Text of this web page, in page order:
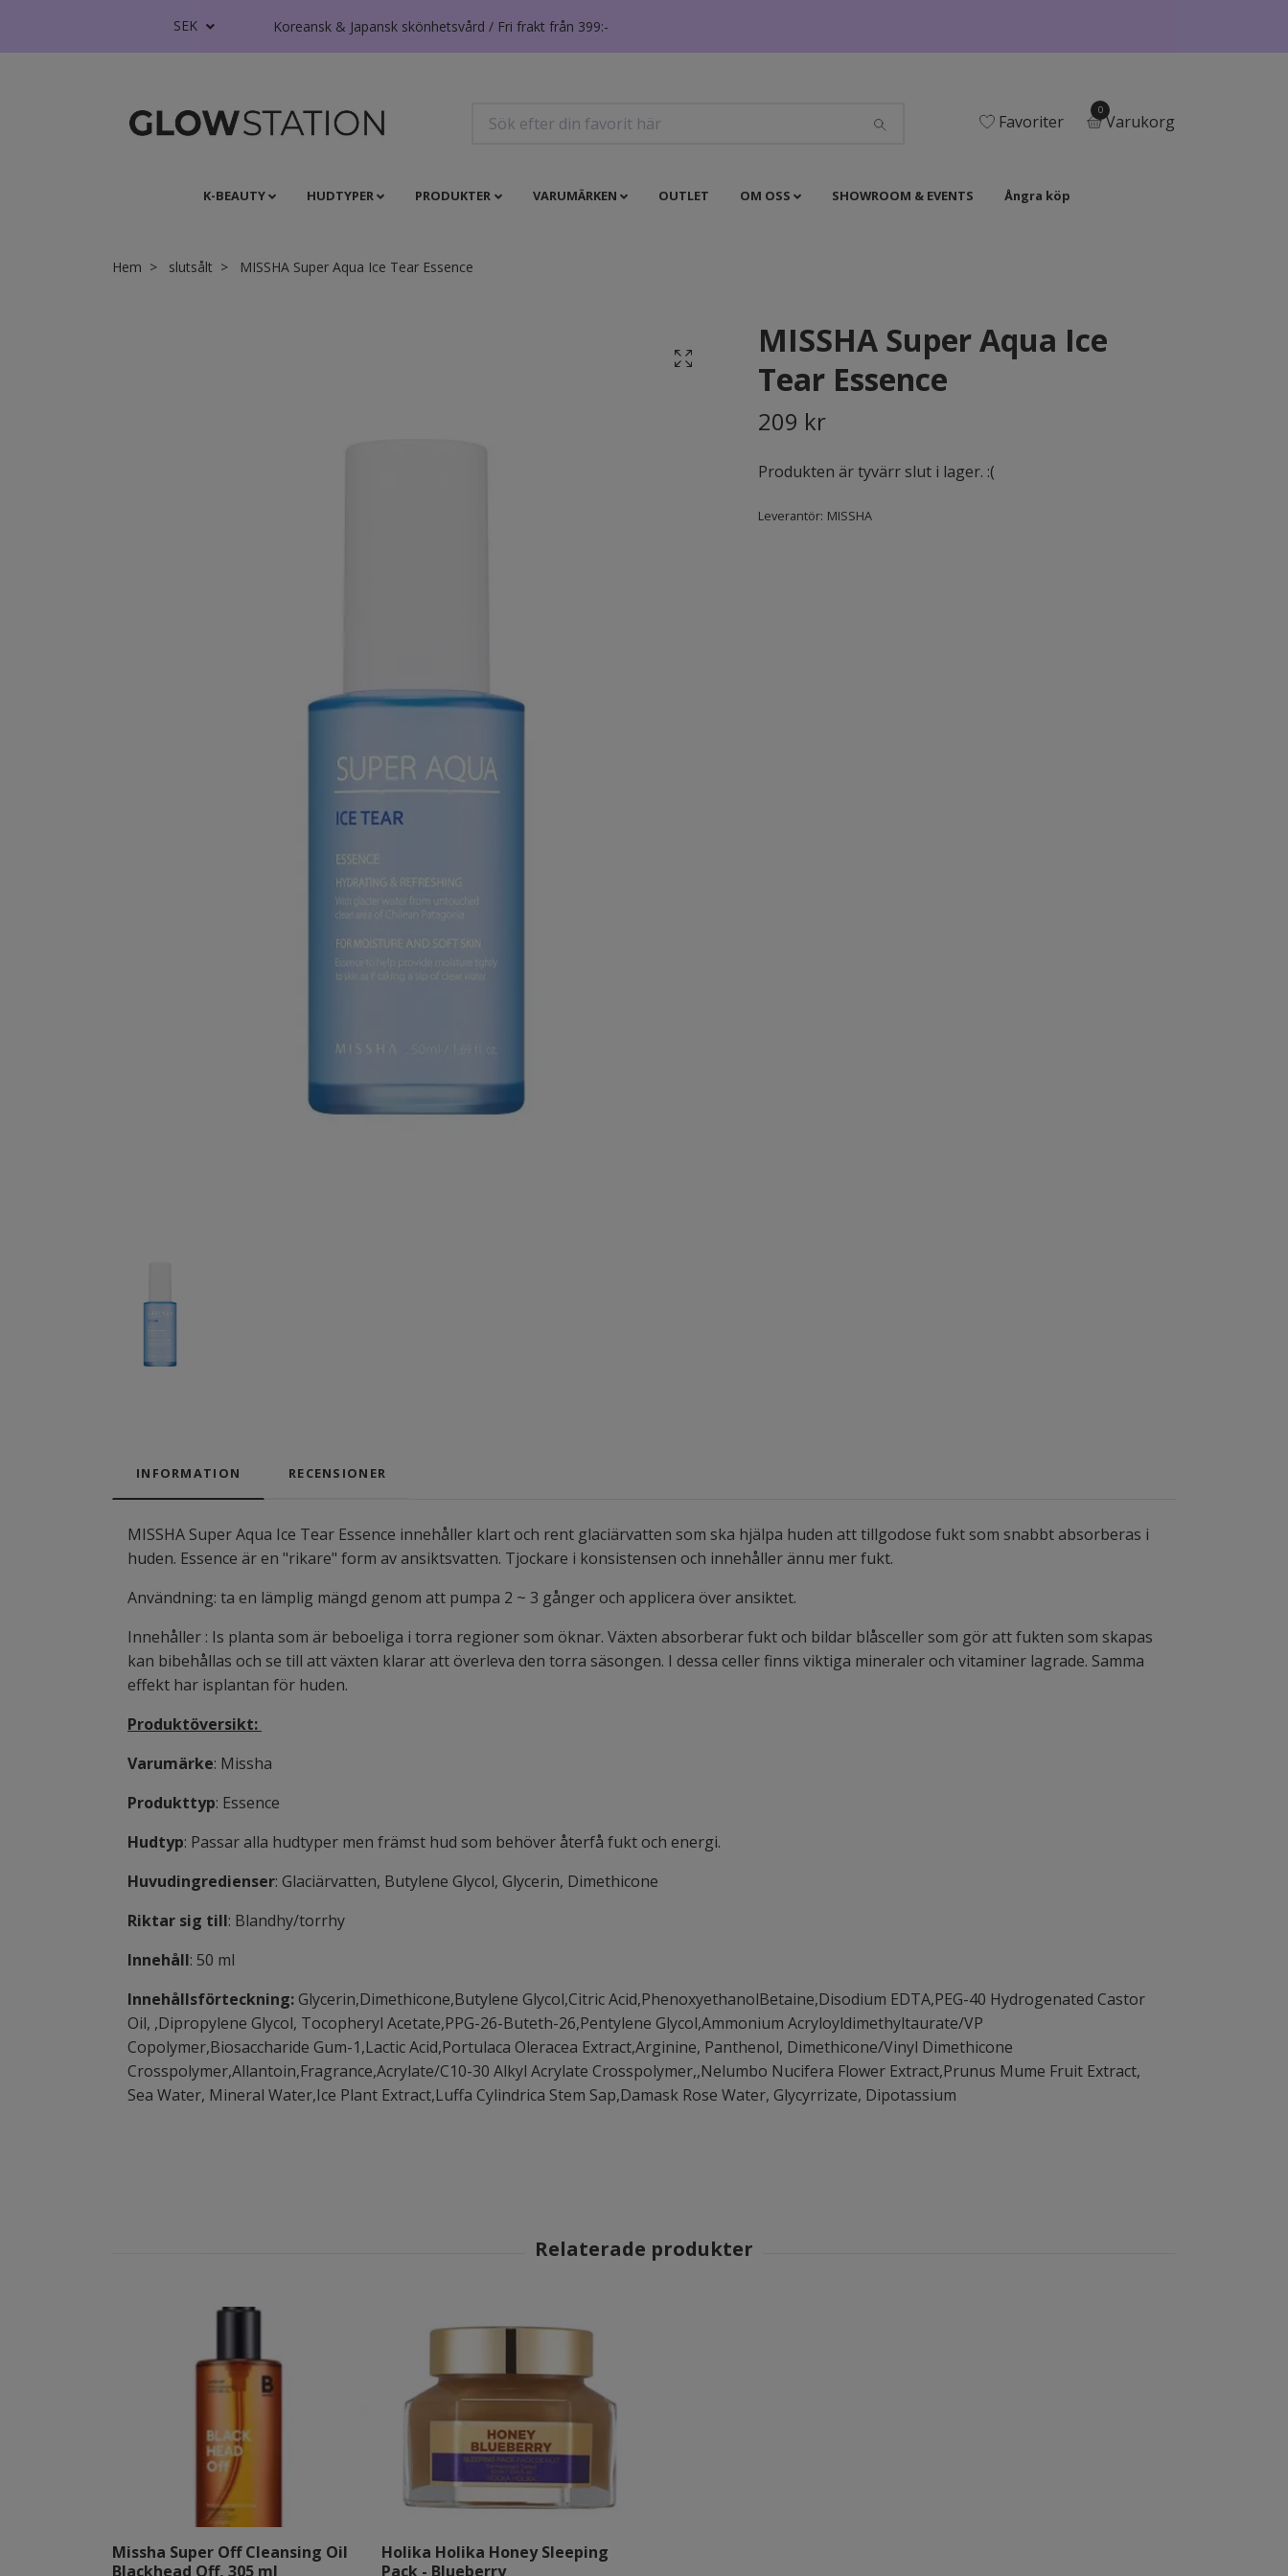
SEK Koreansk & Japansk skönhetsvård / Fri frakt från 399:-
Favoriter
0
Varukorg
K-BEAUTY HUDTYPER PRODUKTER VARUMÄRKEN OUTLET OM OSS SHOWROOM & EVENTS Ångra köp
Hem slutsålt MISSHA Super Aqua Ice Tear Essence
MISSHA Super Aqua Ice
Tear Essence
209 kr
Produkten är tyvärr slut i lager. :(
Leverantör: MISSHA
INFORMATION RECENSIONER
MISSHA Super Aqua Ice Tear Essence innehåller klart och rent glaciärvatten som ska hjälpa huden att tillgodose fukt som snabbt absorberas i
huden. Essence är en "rikare" form av ansiktsvatten. Tjockare i konsistensen och innehåller ännu mer fukt.
Användning: ta en lämplig mängd genom att pumpa 2 ~ 3 gånger och applicera över ansiktet.
Innehåller : Is planta som är beboeliga i torra regioner som öknar. Växten absorberar fukt och bildar blåsceller som gör att fukten som skapas
kan bibehållas och se till att växten klarar att överleva den torra säsongen. I dessa celler finns viktiga mineraler och vitaminer lagrade. Samma
effekt har isplantan för huden.
Produktöversikt:
Varumärke: Missha
Produkttyp: Essence
Hudtyp: Passar alla hudtyper men främst hud som behöver återfå fukt och energi.
Huvudingredienser: Glaciärvatten, Butylene Glycol, Glycerin, Dimethicone
Riktar sig till: Blandhy/torrhy
Innehåll: 50 ml
Innehållsförteckning: Glycerin,Dimethicone,Butylene Glycol,Citric Acid,PhenoxyethanolBetaine,Disodium EDTA,PEG-40 Hydrogenated Castor
Oil, ,Dipropylene Glycol, Tocopheryl Acetate,PPG-26-Buteth-26,Pentylene Glycol,Ammonium Acryloyldimethyltaurate/VP
Copolymer,Biosaccharide Gum-1,Lactic Acid,Portulaca Oleracea Extract,Arginine, Panthenol, Dimethicone/Vinyl Dimethicone
Crosspolymer,Allantoin,Fragrance,Acrylate/C10-30 Alkyl Acrylate Crosspolymer,,Nelumbo Nucifera Flower Extract,Prunus Mume Fruit Extract,
Sea Water, Mineral Water,Ice Plant Extract,Luffa Cylindrica Stem Sap,Damask Rose Water, Glycyrrizate, Dipotassium
Missha Super Off Cleansing Oil
Blackhead Off, 305 ml
Holika Holika Honey Sleeping
Pack - Blueberry